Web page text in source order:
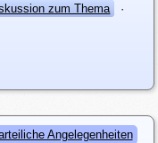
zum Thema
·
Angelegenheiten